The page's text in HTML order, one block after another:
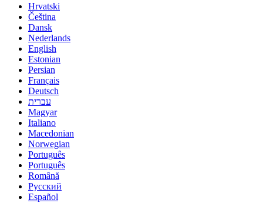
Hrvatski
Čeština
Dansk
Nederlands
English
Estonian
Persian
Français
Deutsch
עברית
Magyar
Italiano
Macedonian
Norwegian
Português
Português
Română
Русский
Español